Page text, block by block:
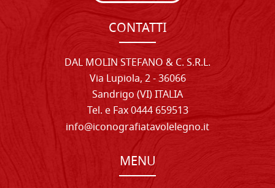
CONTATTI
DAL MOLIN STEFANO & C. S.R.L.
Via Lupiola, 2 - 36066
Sandrigo (VI) ITALIA
Tel. e Fax 0444 659513
info@iconografiatavolelegno.it
MENU